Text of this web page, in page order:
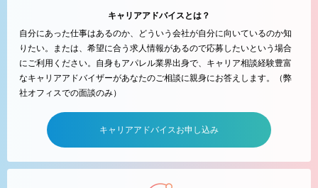
キャリアアドバイスとは？
自分にあった仕事はあるのか、どういう会社が自分に向いているのか知
りたい。または、希望に合う求人情報があるので応募したいという場合
にご利用ください。自身もアパレル業界出身で、キャリア相談経験豊富
なキャリアアドバイザーがあなたのご相談に親身にお答えします。（弊
社オフィスでの面談のみ）
キャリアアドバイスお申し込み